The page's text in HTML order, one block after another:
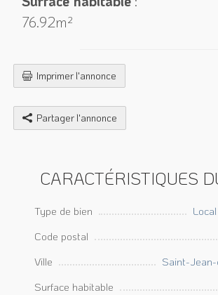
76.92m²
Imprimer l'annonce
Partager l'annonce
CARACTÉRISTIQUES
Type de bien
Code postal
Ville
Saint-
Surface habitable